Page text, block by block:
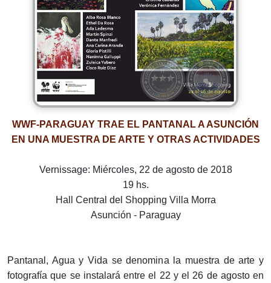
WWF-PARAGUAY TRAE EL PANTANAL A ASUNCIÓN
EN UNA MUESTRA DE ARTE Y OTRAS ACTIVIDADES
Vernissage: Miércoles, 22 de agosto de 2018
19 hs.
Hall Central del Shopping Villa Morra
Asunción - Paraguay
Pantanal, Agua y Vida se denomina la muestra de arte y
fotografía que se instalará entre el 22 y el 26 de agosto en